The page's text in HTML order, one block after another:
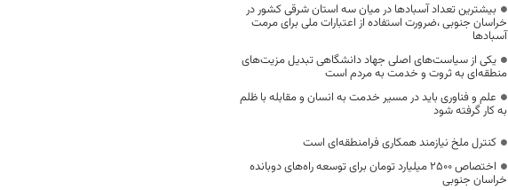
بیشترین تعداد آسبادها در میان سه استان شرقی کشور در
خراسان جنوبی ،ضرورت استفاده از اعتبارات ملی برای مرمت
آسبادها
یکی از سیاست‌های اصلی جهاد دانشگاهی تبدیل مزیت‌های
منطقه‌ای به ثروت و خدمت به مردم است
علم و فناوری باید در مسیر خدمت به انسان و مقابله با ظلم
به کار گرفته شود
کنترل ملخ نیازمند همکاری فرامنطقه‌ای است
اختصاص 2500 میلیارد تومان برای توسعه راه‌های دوبانده
خراسان جنوبی